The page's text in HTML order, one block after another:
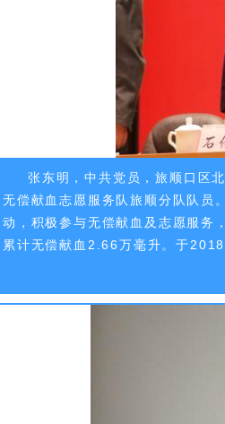
张东明，中共党员，旅顺口区
无偿献血志愿服务队旅顺分队队员
动，积极参与无偿献血及志愿服务
累计无偿献血2.66万毫升。于